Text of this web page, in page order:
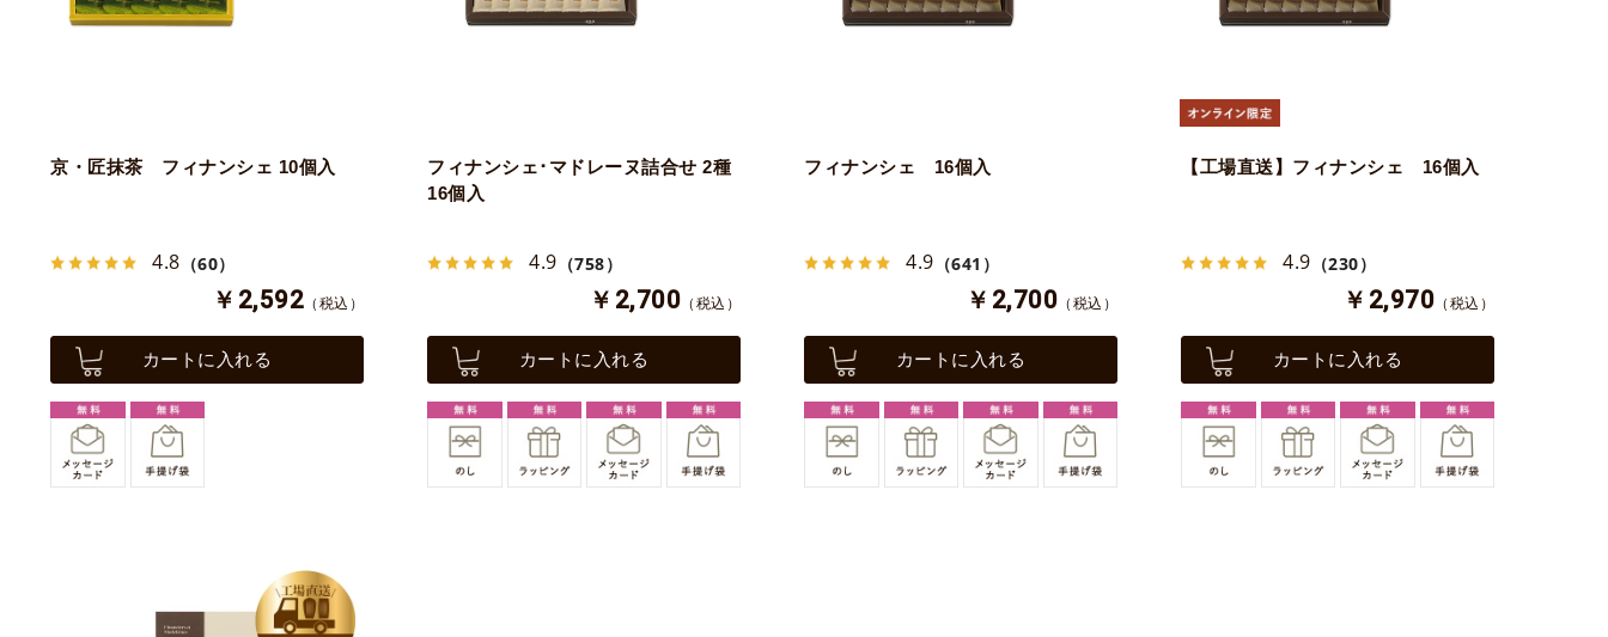
京・匠抹茶 フィナンシェ 10個入
4.8 （60）
￥2,592 （税込）
カートに入れる
フィナンシェ･マドレーヌ詰合せ 2種
16個入
4.9 （758）
￥2,700 （税込）
カートに入れる
フィナンシェ 16個入
4.9 （641）
￥2,700 （税込）
カートに入れる
【工場直送】フィナンシェ 16個入
4.9 （230）
￥2,970 （税込）
カートに入れる